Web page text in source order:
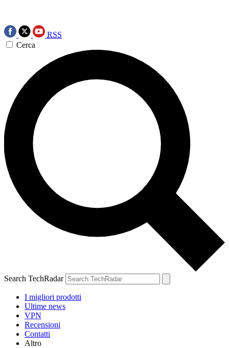
RSS
Cerca
Search TechRadar
I migliori prodotti
Ultime news
VPN
Recensioni
Contatti
Altro